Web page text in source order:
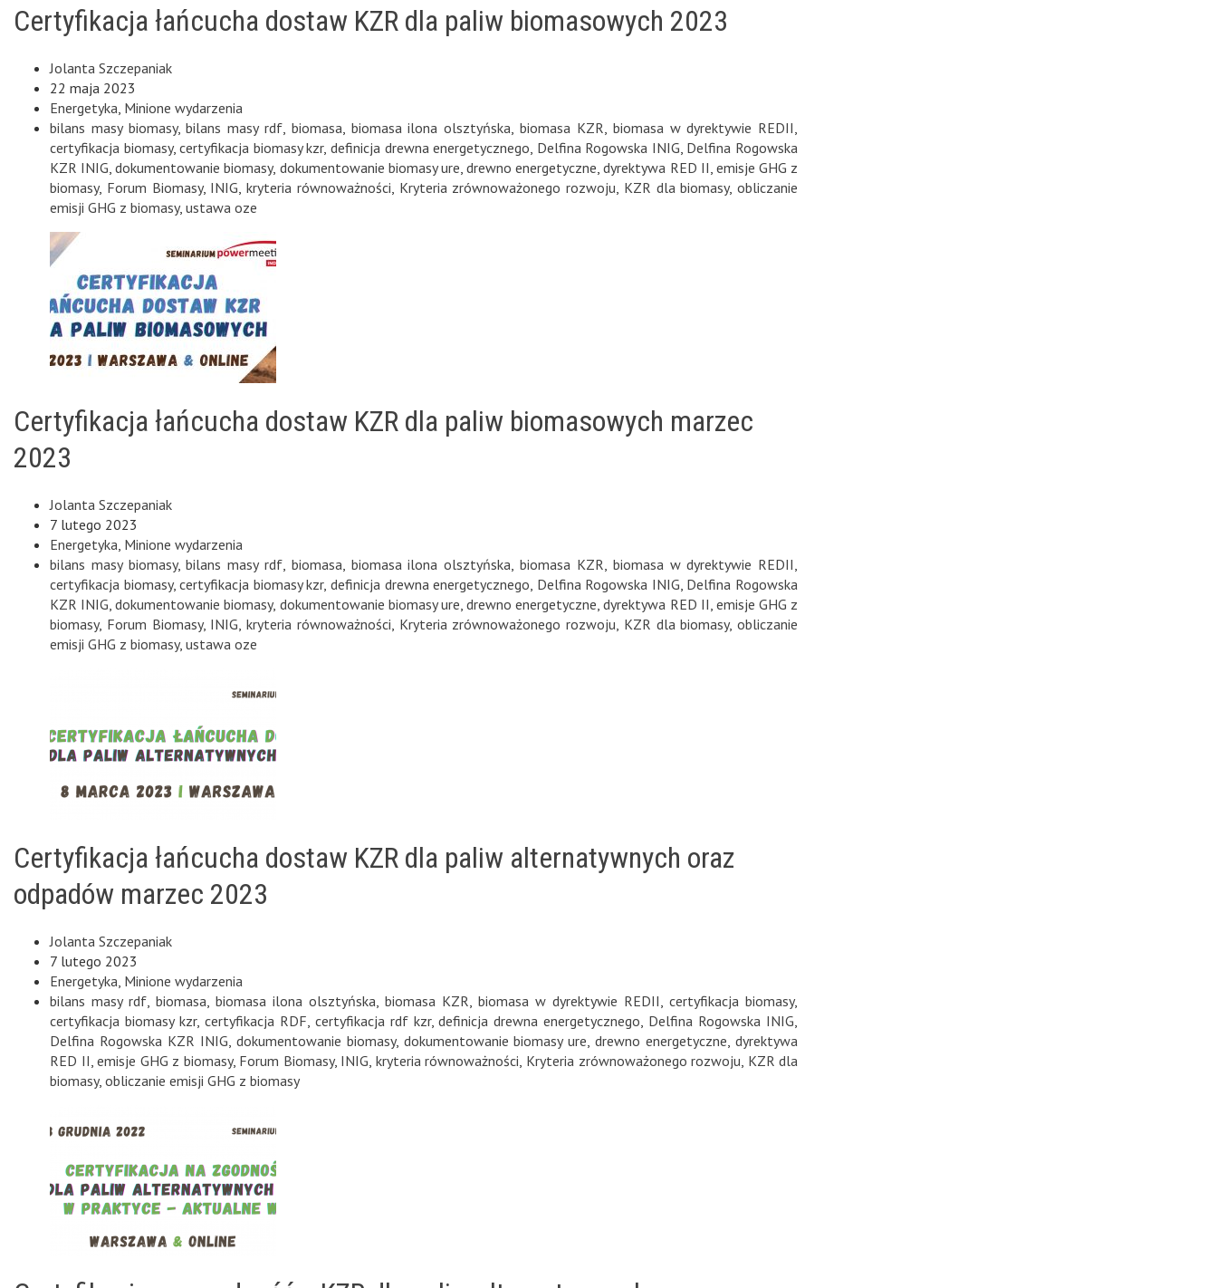
Certyfikacja łańcucha dostaw KZR dla paliw biomasowych 2023
Jolanta Szczepaniak
22 maja 2023
Energetyka, Minione wydarzenia
bilans masy biomasy,bilans masy rdf, biomasa, biomasa ilona olsztyńska,biomasa KZR, biomasa w dyrektywie REDII,
certyfikacja biomasy,certyfikacja biomasy kzr, definicja drewna energetycznego, Delfina Rogowska INIG, Delfina Rogowska
KZR INIG,dokumentowanie biomasy, dokumentowanie biomasy ure,drewno energetyczne,dyrektywa RED II, emisje GHG z
biomasy, Forum Biomasy, INIG, kryteria równoważności, Kryteria zrównoważonego rozwoju, KZR dla biomasy, obliczanie
emisji GHG z biomasy, ustawa oze
Certyfikacja łańcucha dostaw KZR dla paliw biomasowych marzec
2023
Jolanta Szczepaniak
7 lutego 2023
Energetyka, Minione wydarzenia
bilans masy biomasy,bilans masy rdf, biomasa, biomasa ilona olsztyńska,biomasa KZR, biomasa w dyrektywie REDII,
certyfikacja biomasy,certyfikacja biomasy kzr, definicja drewna energetycznego, Delfina Rogowska INIG, Delfina Rogowska
KZR INIG,dokumentowanie biomasy, dokumentowanie biomasy ure,drewno energetyczne,dyrektywa RED II, emisje GHG z
biomasy, Forum Biomasy, INIG, kryteria równoważności, Kryteria zrównoważonego rozwoju, KZR dla biomasy, obliczanie
emisji GHG z biomasy, ustawa oze
Certyfikacja łańcucha dostaw KZR dla paliw alternatywnych oraz
odpadów marzec 2023
Jolanta Szczepaniak
7 lutego 2023
Energetyka, Minione wydarzenia
bilans masy rdf, biomasa, biomasa ilona olsztyńska, biomasa KZR, biomasa w dyrektywie REDII, certyfikacja biomasy,
certyfikacja biomasy kzr, certyfikacja RDF, certyfikacja rdf kzr,definicja drewna energetycznego, Delfina Rogowska INIG,
Delfina Rogowska KZR INIG, dokumentowanie biomasy, dokumentowanie biomasy ure,drewno energetyczne,dyrektywa
RED II,emisje GHG z biomasy, Forum Biomasy, INIG, kryteria równoważności, Kryteria zrównoważonego rozwoju, KZR dla
biomasy, obliczanie emisji GHG z biomasy